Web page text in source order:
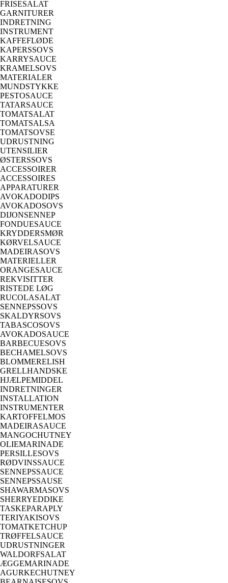
FRISESALAT
GARNITURER
INDRETNING
INSTRUMENT
KAFFEFLØDE
KAPERSSOVS
KARRYSAUCE
KRAMELSOVS
MATERIALER
MUNDSTYKKE
PESTOSAUCE
TATARSAUCE
TOMATSALAT
TOMATSALSA
TOMATSOVSE
UDRUSTNING
UTENSILIER
ØSTERSSOVS
ACCESSOIRER
ACCESSOIRES
APPARATURER
AVOKADODIPS
AVOKADOSOVS
DIJONSENNEP
FONDUESAUCE
KRYDDERSMØR
KØRVELSAUCE
MADEIRASOVS
MATERIELLER
ORANGESAUCE
REKVISITTER
RISTEDE LØG
RUCOLASALAT
SENNEPSSOVS
SKALDYRSOVS
TABASCOSOVS
AVOKADOSAUCE
BARBECUESOVS
BECHAMELSOVS
BLOMMERELISH
GRELLHANDSKE
HJÆLPEMIDDEL
INDRETNINGER
INSTALLATION
INSTRUMENTER
KARTOFFELMOS
MADEIRASAUCE
MANGOCHUTNEY
OLIEMARINADE
PERSILLESOVS
RØDVINSSAUCE
SENNEPSSAUCE
SENNEPSSAUSE
SHAWARMASOVS
SHERRYEDDIKE
TASKEPARAPLY
TERIYAKISOVS
TOMATKETCHUP
TRØFFELSAUCE
UDRUSTNINGER
WALDORFSALAT
ÆGGEMARINADE
AGURKECHUTNEY